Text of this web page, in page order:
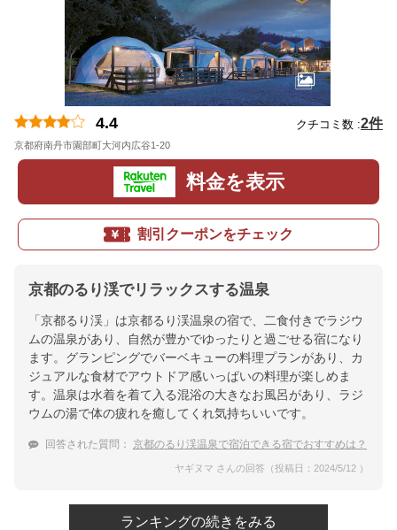
4.4 クチコミ数 :2件
京都府南丹市園部町大河内広谷1-20
料金を表示
割引クーポンをチェック
京都のるり渓でリラックスする温泉
「京都るり渓」は京都るり渓温泉の宿で、二食付きでラジウ
ムの温泉があり、自然が豊かでゆったりと過ごせる宿になり
ます。グランピングでバーベキューの料理プランがあり、カ
ジュアルな食材でアウトドア感いっぱいの料理が楽しめま
す。温泉は水着を着て入る混浴の大きなお風呂があり、ラジ
ウムの湯で体の疲れを癒してくれ気持ちいいです。
回答された質問： 京都のるり渓温泉で宿泊できる宿でおすすめは？
ヤギヌマ さんの回答（投稿日：2024/5/12 ）
ランキングの続きをみる